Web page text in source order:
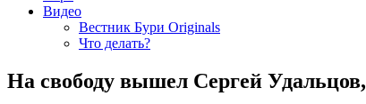
Видео
Вестник Бури Originals
Что делать?
На свободу вышел Сергей